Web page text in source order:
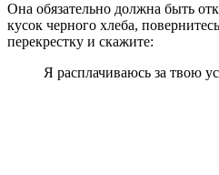
Она обязательно должна быть
кусок черного хлеба,
перекрестку и скажите:
Я расплачиваюсь за твою